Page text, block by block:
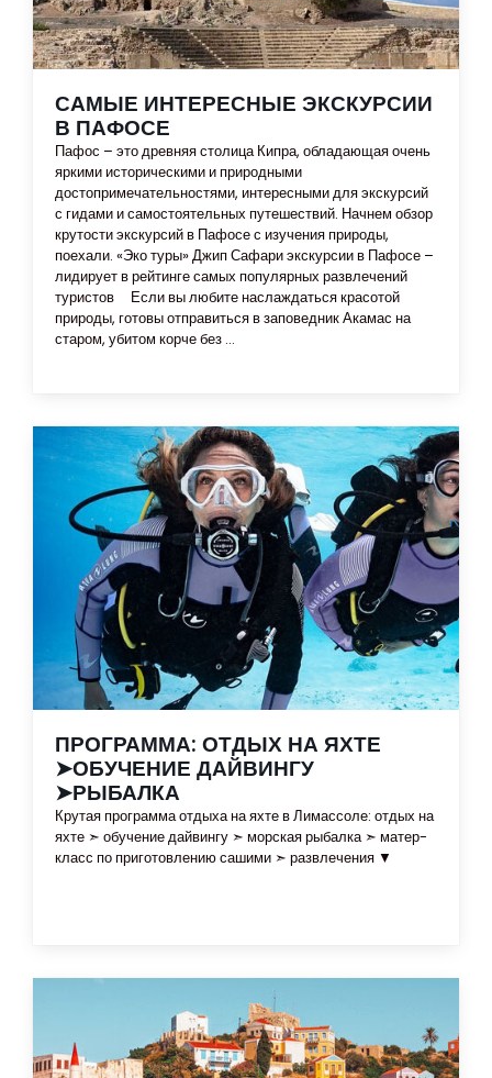
САМЫЕ ИНТЕРЕСНЫЕ ЭКСКУРСИИ
В ПАФОСЕ
Пафос – это древняя столица Кипра, обладающая очень
яркими историческими и природными
достопримечательностями, интересными для экскурсий
с гидами и самостоятельных путешествий. Начнем обзор
крутости экскурсий в Пафосе с изучения природы,
поехали. «Эко туры» Джип Сафари экскурсии в Пафосе –
лидирует в рейтинге самых популярных развлечений
туристов Если вы любите наслаждаться красотой
природы, готовы отправиться в заповедник Акамас на
старом, убитом корче без ...
ПРОГРАММА: ОТДЫХ НА ЯХТЕ
➤ОБУЧЕНИЕ ДАЙВИНГУ
➤РЫБАЛКА
Крутая программа отдыха на яхте в Лимассоле: отдых на
яхте ➣ обучение дайвингу ➣ морская рыбалка ➣ матер-
класс по приготовлению сашими ➣ развлечения ▼